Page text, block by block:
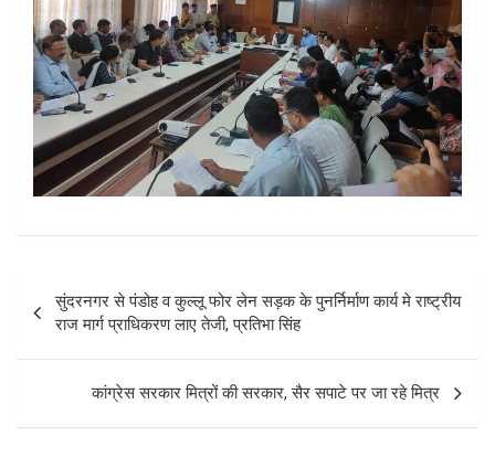
Post
navigation
सुंदरनगर से पंडोह व कुल्लू फोर लेन सड़क के पुनर्निर्माण कार्य मे राष्ट्रीय
राज मार्ग प्राधिकरण लाए तेजी, प्रतिभा सिंह
कांग्रेस सरकार मित्रों की सरकार, सैर सपाटे पर जा रहे मित्र